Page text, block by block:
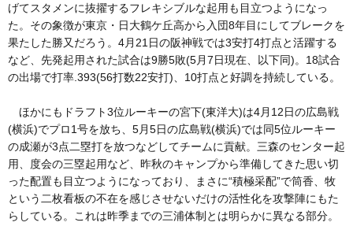
げてスタメンに抜擢するフレキシブルな起用も目立つようになっ
た。その象徴が東京・日大鶴ケ丘高から入団8年目にしてブレークを
果たした勝又だろう。4月21日の阪神戦では3安打4打点と活躍する
など、先発起用された試合は9勝5敗(5月7日現在、以下同)。18試合
の出場で打率.393(56打数22安打)、10打点と好調を持続している。
ほかにもドラフト3位ルーキーの宮下(東洋大)は4月12日の広島戦
(横浜)でプロ1号を放ち、5月5日の広島戦(横浜)では同5位ルーキー
の成瀬が3点二塁打を放つなどしてチームに貢献。三森のセンター起
用、度会の三塁起用など、昨秋のキャンプから準備してきた思い切
った配置も目立つようになっており、まさに“積極采配”で筒香、牧
という二枚看板の不在を感じさせないだけの活性化を攻撃陣にもた
らしている。これは昨季までの三浦体制とは明らかに異なる部分。